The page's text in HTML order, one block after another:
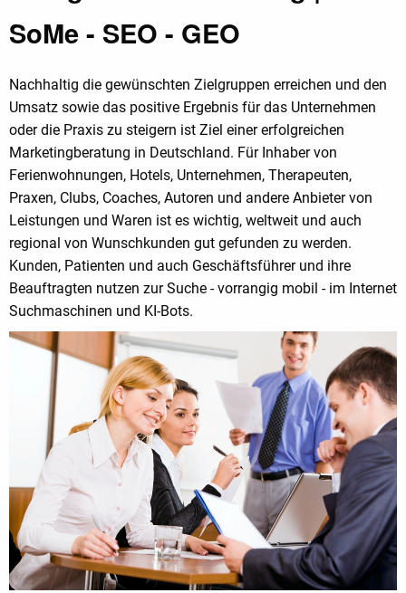
SoMe - SEO - GEO
Nachhaltig die gewünschten Zielgruppen erreichen und den
Umsatz sowie das positive Ergebnis für das Unternehmen
oder die Praxis zu steigern ist Ziel einer erfolgreichen
Marketingberatung in Deutschland. Für Inhaber von
Ferienwohnungen, Hotels, Unternehmen, Therapeuten,
Praxen, Clubs, Coaches, Autoren und andere Anbieter von
Leistungen und Waren ist es wichtig, weltweit und auch
regional von Wunschkunden gut gefunden zu werden.
Kunden, Patienten und auch Geschäftsführer und ihre
Beauftragten nutzen zur Suche - vorrangig mobil - im Internet
Suchmaschinen und KI-Bots.